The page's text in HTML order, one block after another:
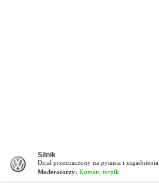
Silnik
Dział przeznaczony na pytania i
Moderatorzy: Kuman turpik